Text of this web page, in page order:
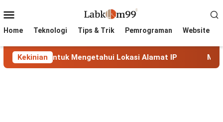
to
Menu
Home Teknologi Tips & Trik Pemrograman Website
Kekinian
Mengetahui Lokasi Alamat IP MaxMind